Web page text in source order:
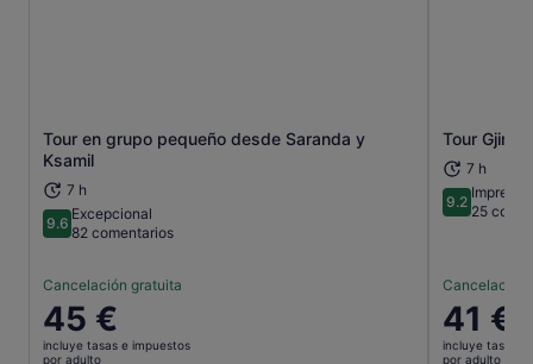
Tour en grupo pequeño desde Saranda y
Ksamil
7 h
9.69.6 sobre 10
Excepcional
82 comentarios
Cancelación gratuita
El
precio
es
45 €
incluye tasas e impuestos
por adulto
Se abre en una pestaña nueva
Tour
7 h
9.29.2 sobre
25
Cancelación
El
precio
es
41 €
incluye tasas e
por adulto